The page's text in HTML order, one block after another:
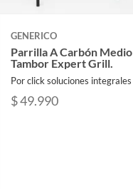
GENERICO
Parrilla A Carbón Medio
Tambor Expert Grill.
Por click soluciones integrales
$ 49.990